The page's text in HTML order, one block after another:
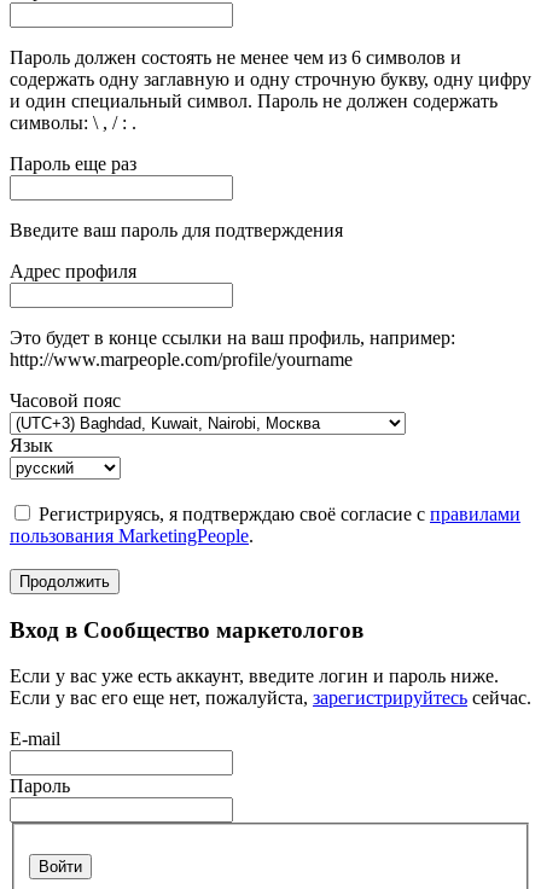
Пароль должен состоять не менее чем из 6 символов и
содержать одну заглавную и одну строчную букву, одну цифру
и один специальный символ. Пароль не должен содержать
символы: \ , / : .
Пароль еще раз
Введите ваш пароль для подтверждения
Адрес профиля
Это будет в конце ссылки на ваш профиль, например:
http://www.marpeople.com/profile/yourname
Часовой пояс
Язык
Регистрируясь, я подтверждаю своё согласие с правилами
пользования MarketingPeople.
Продолжить
Вход в Сообщество маркетологов
Если у вас уже есть аккаунт, введите логин и пароль ниже.
Если у вас его еще нет, пожалуйста, зарегистрируйтесь сейчас.
E-mail
Пароль
Войти